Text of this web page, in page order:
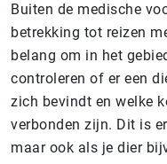
Buiten de medische
betrekking tot reizen
belang om in het
controleren of er een
zich bevindt en welke
verbonden zijn. Dit is
maar ook als je dier